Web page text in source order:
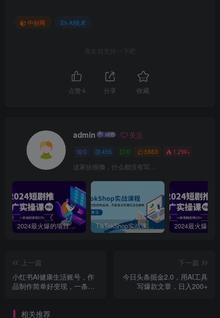
中创网 AI技术
喜欢就支持一下吧
点赞4 分享 收藏
admin 关注
0 455 0 5663 1.2W+
这家伙很懒，什么都没有写...
2024最火爆的项目短剧推广实操课，一条视频变现5万+【附软件工具】 TikTokShop实战课程，手把手教你低成本启动，东南亚无货源玩法全解析
上一篇
小红书AI健康生活账号，作
品制作简单好变现，一条广
下一篇
今日头条掘金2.0，用AI工具
写爆款文章，日入200+
相关推荐